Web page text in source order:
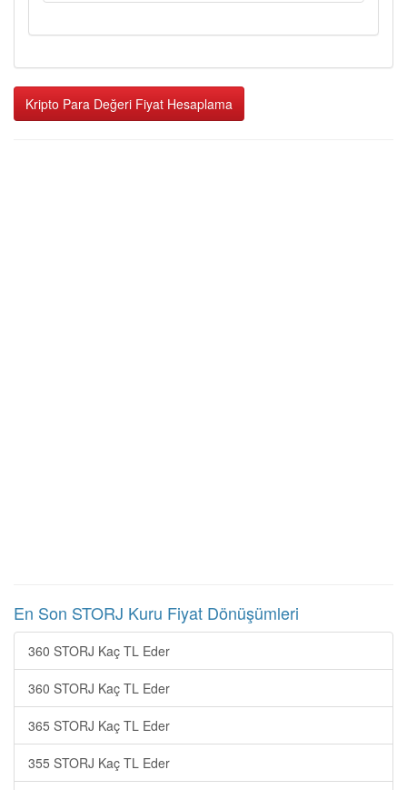
Kripto Para Değeri Fiyat Hesaplama
En Son STORJ Kuru Fiyat Dönüşümleri
360 STORJ Kaç TL Eder
360 STORJ Kaç TL Eder
365 STORJ Kaç TL Eder
355 STORJ Kaç TL Eder